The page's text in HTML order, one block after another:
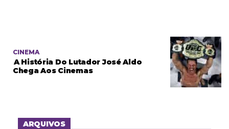
CINEMA
A História Do Lutador José Aldo
Chega Aos Cinemas
ARQUIVOS